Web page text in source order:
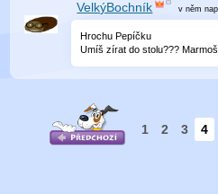
VelkýBochník v něm
Hrochu Pepíčku
Umíš zírat do stolu???
1 2 3 4